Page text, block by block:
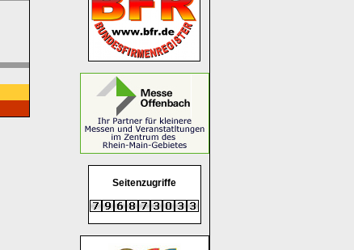
Seitenzugriffe